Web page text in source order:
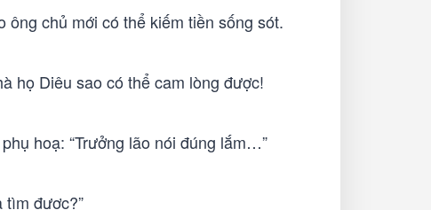
chủ mới có thể kiếm tiền sống sót.
họ Diêu sao có thể cam lòng được!
hoạ: “Trưởng lão nói đúng lắm…”
được?”